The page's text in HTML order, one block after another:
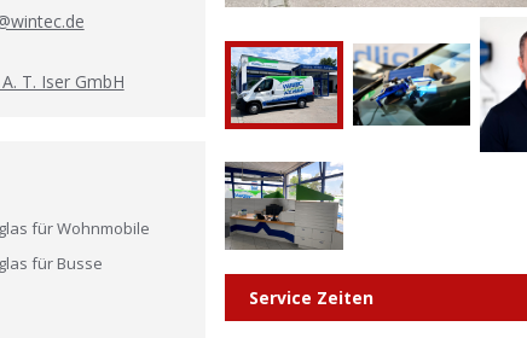
T. Iser GmbH
für Wohnmobile
für Busse
Service Zeiten